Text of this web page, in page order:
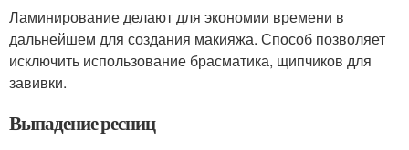
Ламинирование делают для экономии времени в
дальнейшем для создания макияжа. Способ позволяет
исключить использование брасматика, щипчиков для
завивки.
Выпадение ресниц